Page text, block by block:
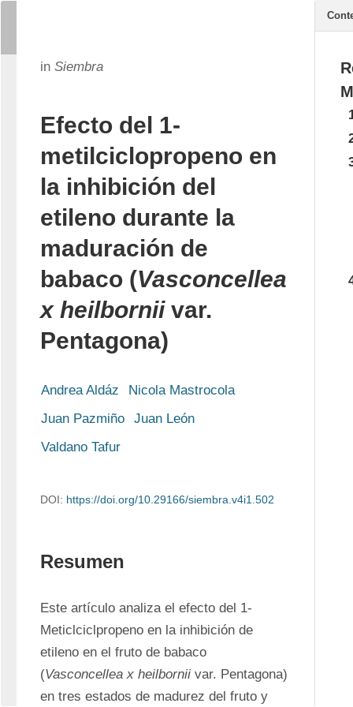
in Siembra
Efecto del 1-
metilciclopropeno en
la inhibición del
etileno durante la
maduración de
babaco (Vasconcellea
x heilborniivar.
Pentagona)
Andrea Aldáz
Nicola Mastrocola
Juan Pazmiño
Juan León
Valdano Tafur
DOI: https://doi.org/10.29166/siembra.v4i1.502
Resumen
Este artículo analiza el efecto del 1-
Meticlciclpropeno en la inhibición de
etileno en el fruto de babaco
(Vasconcellea x heilbornii var. Pentagona)
en tres estados de madurez del fruto y